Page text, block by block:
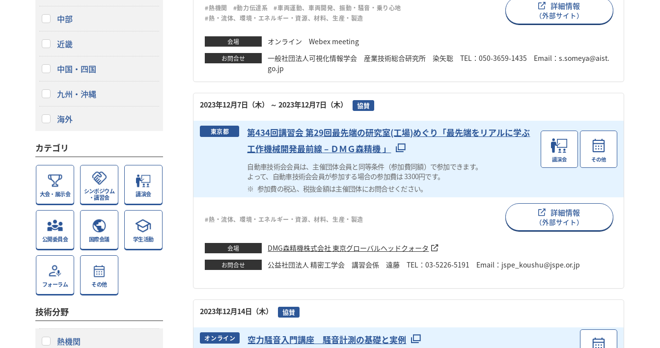
#熱機関 #動力伝達系
#車両運動、車両開発、振動・騒音・乗り心地
#熱・流体、環境・エネルギー・資源、材料、生産・製造
詳細情報
（外部サイト）
会場 オンライン Webex meeting
お問合せ
一般社団法人可視化情報学会 産業技術総合研究所 染矢聡 TEL：050-3659-1435 Email：s.someya@aist.
go.jp
2023年12月7日（木） ～ 2023年12月7日（木） 協賛
東京都
第434回講習会 第29回最先端の研究室(工場)めぐり「最先端をリアルに学ぶ
工作機械開発最前線 – ＤＭＧ森精機 」
自動車技術会会員は、主催団体会員と同等条件（参加費同額）で参加できます。
よって、自動車技術会会員が参加する場合の参加費は 3300円です。
参加費の税込、税抜金額は主催団体にお問合せください。
講演会 その他
#熱・流体、環境・エネルギー・資源、材料、生産・製造
詳細情報
（外部サイト）
会場 DMG森精機株式会社 東京グローバルヘッドクォータ
お問合せ 公益社団法人 精密工学会 講習会係 遠藤 TEL：03-5226-5191 Email：jspe_koushu@jspe.or.jp
2023年12月14日（木） 協賛
オンライン 空力騒音入門講座 騒音計測の基礎と実例
中部
近畿
中国・四国
九州・沖縄
海外
カテゴリ
大会・展示会
シンポジウム
・講習会
講演会
公開委員会 国際会議 学生活動
フォーラム その他
技術分野
熱機関